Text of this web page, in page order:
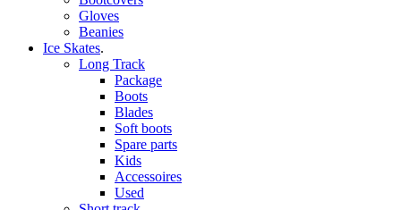
Gloves
Beanies
Ice Skates.
Long Track
Package
Boots
Blades
Soft boots
Spare parts
Kids
Accessoires
Used